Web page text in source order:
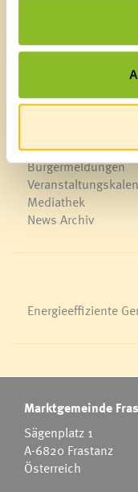
E-Mail an das
Ortsplan
Bürgermeldungen
Mediathek
News Archiv
Energieeffiziente
Marktgemeinde
Sägenplatz 1
A-6820 Frastanz
Österreich